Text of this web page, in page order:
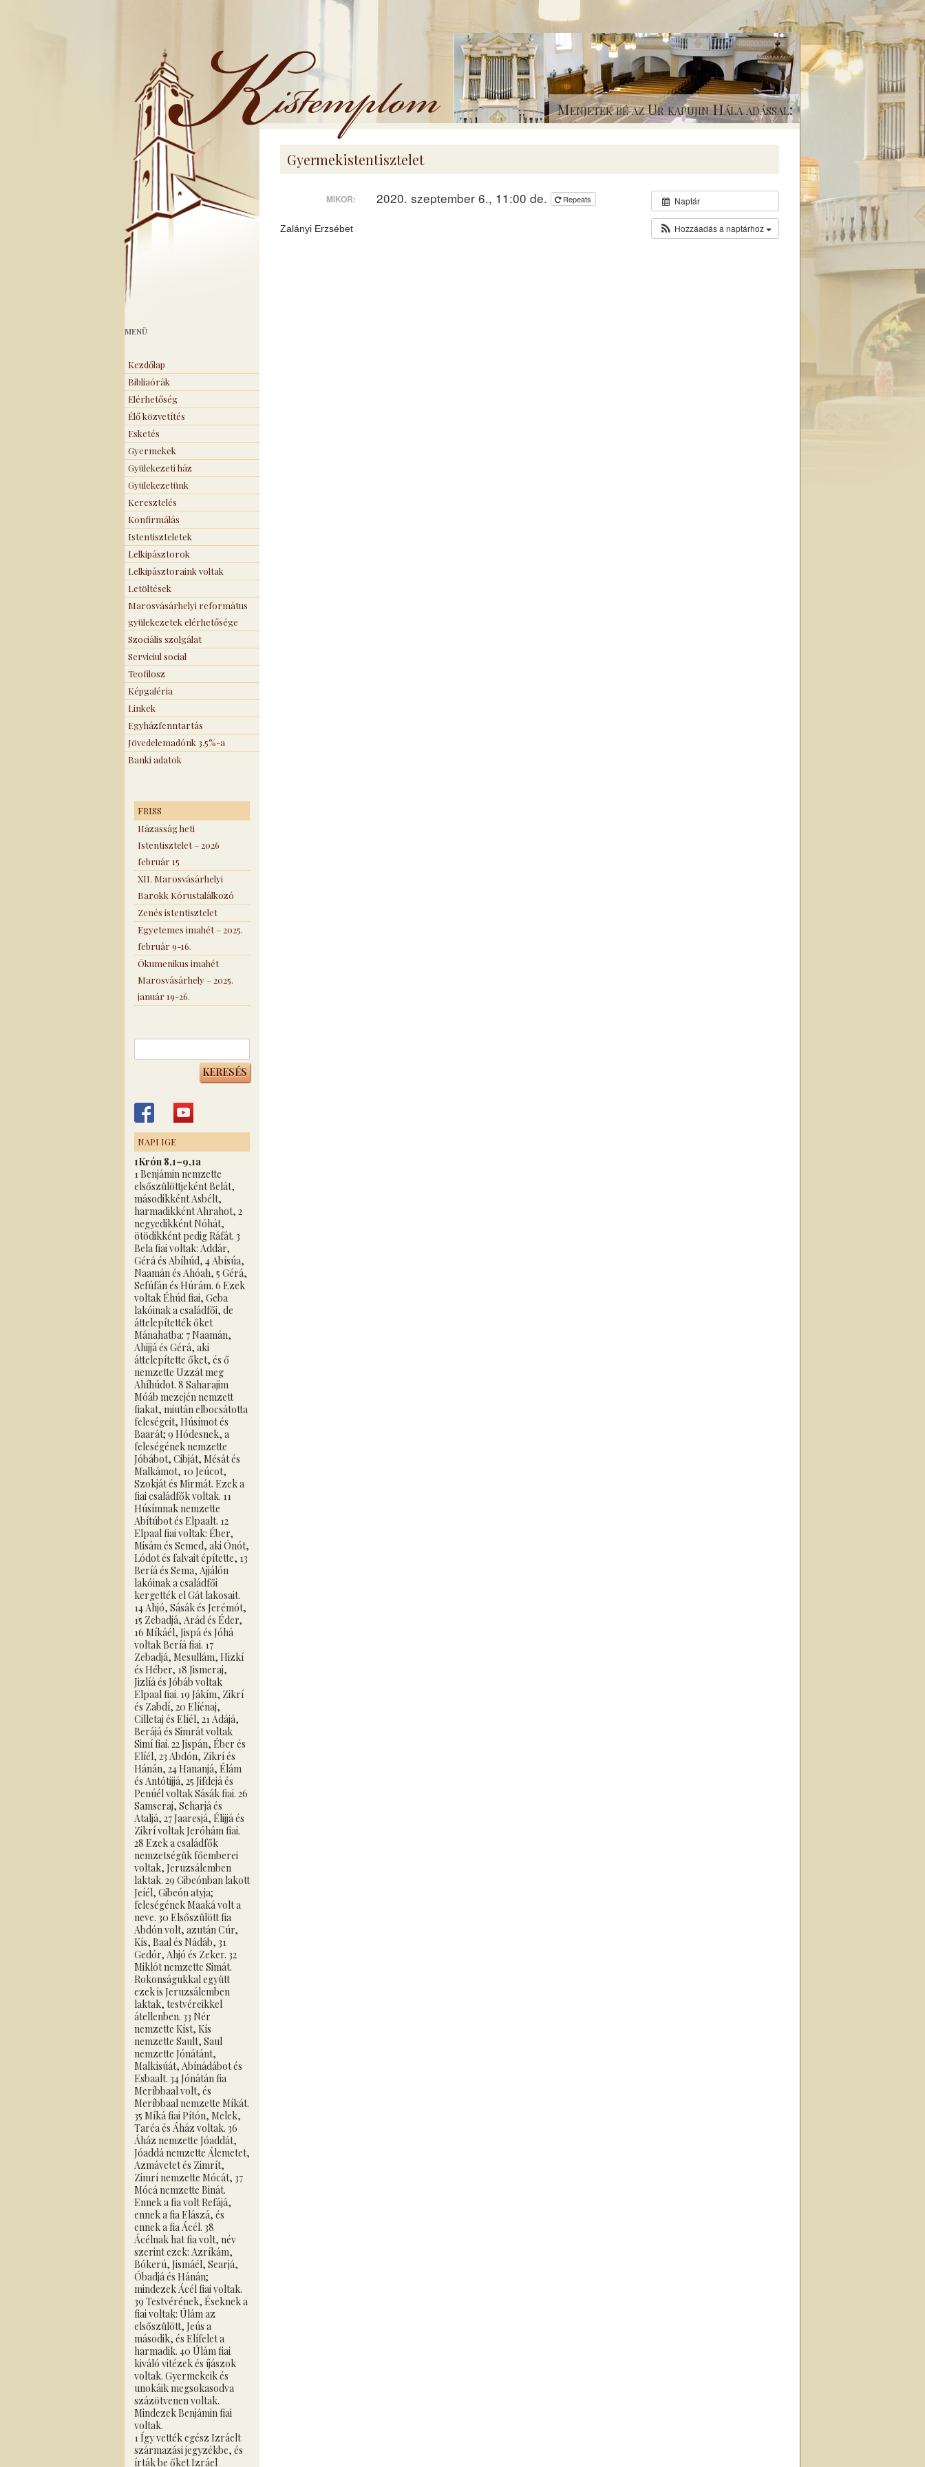
Kistemplom
Menjetek bé az Ur kapujin Hála adással:
MENÜ
Kezdőlap
Bibliaórák
Elérhetőség
Élő közvetítés
Esketés
Gyermekek
Gyülekezeti ház
Gyülekezetünk
Keresztelés
Konfirmálás
Istentiszteletek
Lelkipásztorok
Lelkipásztoraink voltak
Letöltések
Marosvásárhelyi református
gyülekezetek elérhetősége
Szociális szolgálat
Serviciul social
Teofilosz
Képgaléria
Linkek
Egyházfenntartás
Jövedelemadónk 3,5%-a
Banki adatok
FRISS
Házasság heti
Istentisztelet – 2026
február 15
XII. Marosvásárhelyi
Barokk Kórustalálkozó
Zenés istentisztelet
Egyetemes imahét – 2025.
február 9-16.
Ökumenikus imahét
Marosvásárhely – 2025.
január 19-26.
NAPI IGE
1Krón 8,1–9,1a
1 Benjámin nemzette
elsőszülöttjeként Belát,
másodikként Asbélt,
harmadikként Ahrahot, 2
negyedikként Nóhát,
ötödikként pedig Ráfát. 3
Bela fiai voltak: Addár,
Gérá és Abíhúd, 4 Abísúa,
Naamán és Ahóah, 5 Gérá,
Sefúfán és Húrám. 6 Ezek
voltak Éhúd fiai, Geba
lakóinak a családfői, de
áttelepítették őket
Mánahatba: 7 Naamán,
Ahijjá és Gérá, aki
áttelepítette őket, és ő
nemzette Uzzát meg
Ahíhúdot. 8 Saharajim
Móáb mezején nemzett
fiakat, miután elbocsátotta
feleségeit, Húsímot és
Baarát; 9 Hódesnek, a
feleségének nemzette
Jóbábot, Cibját, Mésát és
Malkámot, 10 Jeúcot,
Szokját és Mirmát. Ezek a
fiai családfők voltak. 11
Húsímnak nemzette
Abítúbot és Elpaalt. 12
Elpaal fiai voltak: Éber,
Misám és Semed, aki Ónót,
Lódot és falvait építette, 13
Beríá és Sema, Ajjálón
lakóinak a családfői
kergették el Gát lakosait.
14 Ahjó, Sásák és Jerémót,
15 Zebadjá, Arád és Éder,
16 Míkáél, Jispá és Jóhá
voltak Beríá fiai. 17
Zebadjá, Mesullám, Hizkí
és Héber, 18 Jismeraj,
Jizlíá és Jóbáb voltak
Elpaal fiai. 19 Jákím, Zikrí
és Zabdí, 20 Elíénaj,
Cilletaj és Elíél, 21 Adájá,
Berájá és Simrát voltak
Simí fiai. 22 Jispán, Éber és
Elíél, 23 Abdón, Zikrí és
Hánán, 24 Hananjá, Élám
és Antótijjá, 25 Jifdejá és
Penúél voltak Sásák fiai. 26
Samseraj, Seharjá és
Ataljá, 27 Jaaresjá, Élijjá és
Zikrí voltak Jeróhám fiai.
28 Ezek a családfők
nemzetségük főemberei
voltak, Jeruzsálemben
laktak. 29 Gibeónban lakott
Jeíél, Gibeón atyja;
feleségének Maaká volt a
neve. 30 Elsőszülött fia
Abdón volt, azután Cúr,
Kís, Baal és Nádáb, 31
Gedór, Ahjó és Zeker. 32
Miklót nemzette Simát.
Rokonságukkal együtt
ezek is Jeruzsálemben
laktak, testvéreikkel
átellenben. 33 Nér
nemzette Kíst, Kís
nemzette Sault, Saul
nemzette Jónátánt,
Malkísúát, Abínádábot és
Esbaalt. 34 Jónátán fia
Meríbbaal volt, és
Meríbbaal nemzette Míkát.
35 Míká fiai Pítón, Melek,
Taréa és Áház voltak. 36
Áház nemzette Jóaddát,
Jóaddá nemzette Álemetet,
Azmávetet és Zimrít,
Zimrí nemzette Mócát, 37
Mócá nemzette Binát.
Ennek a fia volt Refájá,
ennek a fia Elászá, és
ennek a fia Ácél. 38
Ácélnak hat fia volt, név
szerint ezek: Azríkám,
Bókerú, Jismáél, Searjá,
Óbadjá és Hánán;
mindezek Ácél fiai voltak.
39 Testvérének, Éseknek a
fiai voltak: Úlám az
elsőszülött, Jeús a
második, és Elífelet a
harmadik. 40 Úlám fiai
kiváló vitézek és íjászok
voltak. Gyermekeik és
unokáik megsokasodva
százötvenen voltak.
Mindezek Benjámin fiai
voltak.
1 Így vették egész Izráelt
származási jegyzékbe, és
írták be őket Izráel
Gyermekistentisztelet
Naptár
Hozzáadás a naptárhoz
MIKOR: 2020. szeptember 6., 11:00 de. Repeats
Zalányi Erzsébet